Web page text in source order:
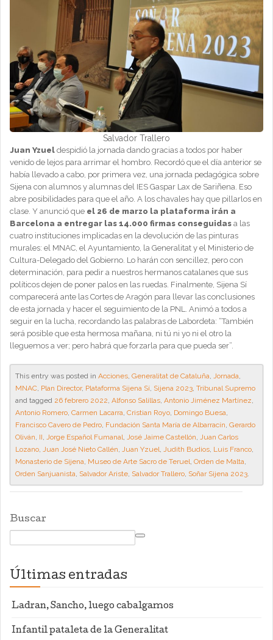
Salvador Trallero
Juan Yzuel despidió la jornada dando gracias a todos por haber
venido de lejos para arrimar el hombro. Recordó que el día anterior se
había llevado a cabo, por primera vez, una jornada pedagógica sobre
Sijena con alumnos y alumnas del IES Gaspar Lax de Sariñena. Eso
abre posibilidades para que el año. A los chavales hay que pillarlos en
clase. Y anunció que el 26 de marzo la plataforma irán a
Barcelona a entregar las 14.000 firmas conseguidas a las
cuatro instituciones implicadas en la devolución de las pinturas
murales: el MNAC, el Ayuntamiento, la Generalitat y el Ministerio de
Cultura-Delegado del Gobierno. Lo harán con sencillez, pero con
determinación, para pedir a nuestros hermanos catalanes que sus
políticos dejen de poner palos en las ruedas. Finalmente, Sijena Sí
comparecerá ante las Cortes de Aragón para llevar las conclusiones
de esta jornada y hacer el seguimiento de la PNL. Animó a todos a
seguir en la lucha, recordando las palabras de Labordeta: “También
será posible que esta hermosa mañana, ni tú ni yo ni el otro la
lleguemos a ver; pero habrá que forzarla para que pueda ser”.
This entry was posted in Acciones Generalitat de Cataluña Jornada
MNAC Plan Director, Plataforma Sijena Sí Sijena 2023 Tribunal Supremo
and tagged 26 febrero 2022 Alfonso Salillas Antonio Jiménez Martínez
Antonio Romero Carmen Lacarra Cristian Royo Domingo Buesa
Francisco Cavero de Pedro Fundación Santa María de Albarracín Gerardo
Oliván II Jorge Español Fumanal José Jaime Castellón
Juan Carlos
Lozano
Juan José Nieto Callén Juan Yzuel Judith Budios Luis Franco
Monasterio de Sijena Museo de Arte Sacro de Teruel Orden de Malta
Orden Sanjuanista Salvador Ariste Salvador Trallero Soñar Sijena 2023
Buscar
Últimas entradas
Ladran, Sancho, luego cabalgamos
Infantil pataleta de la Generalitat